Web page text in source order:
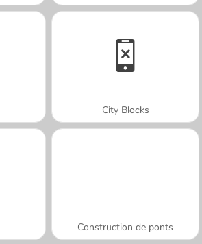
City Blocks
Construction de ponts